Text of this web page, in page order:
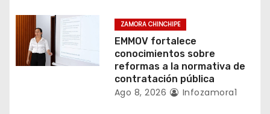
n
t
r
ZAMORA CHINCHIPE
EMMOV fortalece
conocimientos sobre
reformas a la normativa de
contratación pública
Ago 8, 2026 Infozamora1